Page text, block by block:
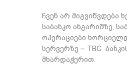
ჩვენ არ მიგვიწვდება
საბანკო ანგარიშზე,
ოპერაციები
სერვერზე – TBC
მხარდაჭერით.